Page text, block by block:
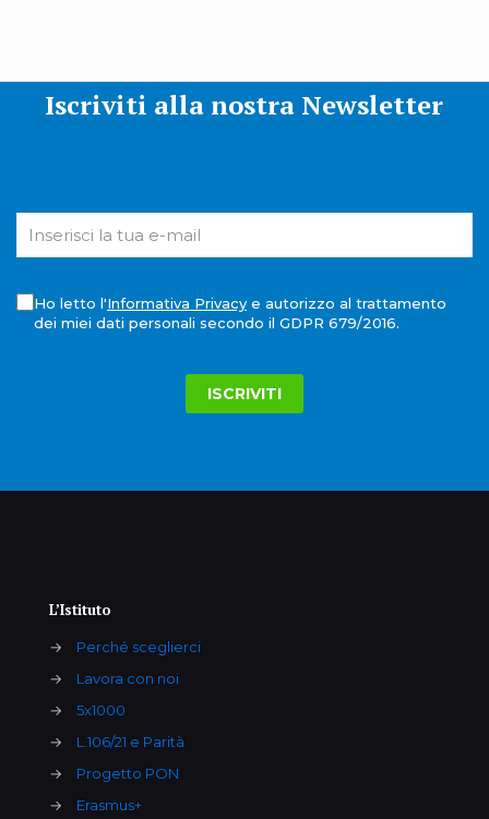
Iscriviti alla nostra Newsletter
Ho letto l'Informativa Privacye autorizzo al trattamento
dei miei dati personali secondo il GDPR 679/2016.
L’Istituto
→
Perché sceglierci
→
Lavora con noi
→
5x1000
→
L.106/21 e Parità
→
Progetto PON
→
Erasmus+